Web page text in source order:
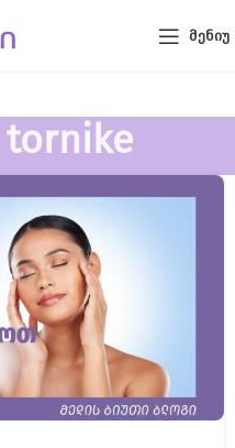
ᲛᲔᲜᲘᲣ
tornike